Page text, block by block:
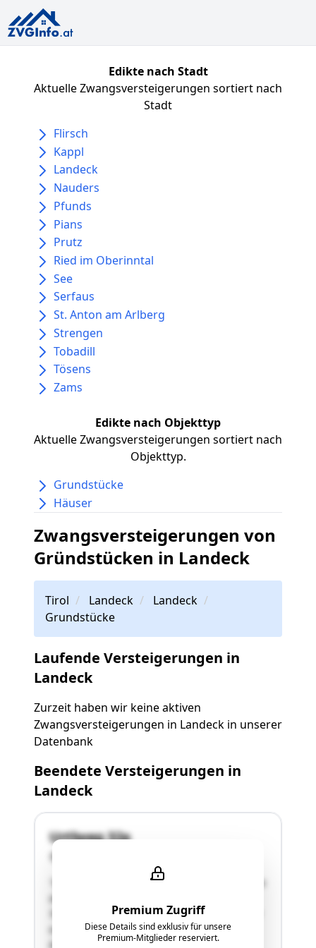
Edikte nach Stadt
Aktuelle Zwangsversteigerungen sortiert nach
Stadt
Flirsch
Kappl
Landeck
Nauders
Pfunds
Pians
Prutz
Ried im Oberinntal
See
Serfaus
St. Anton am Arlberg
Strengen
Tobadill
Tösens
Zams
Edikte nach Objekttyp
Aktuelle Zwangsversteigerungen sortiert nach
Objekttyp.
Grundstücke
Häuser
Zwangsversteigerungen von
Gründstücken in Landeck
Tirol Landeck
Landeck
Grundstücke
Laufende Versteigerungen in
Landeck
Zurzeit haben wir keine aktiven
Zwangsversteigerungen in Landeck in unserer
Datenbank
Beendete Versteigerungen in
Landeck
Premium Zugriff
Diese Details sind exklusiv für unsere
Premium-Mitglieder reserviert.
Urtlweg 32a
"Mit 384/901 Anteilen ist Wohnungseigentum an
der Zimmereiwerkstätte samt Nebengebäuden
Top 1 verbunden. Die Werkstätte mit Büro weist
eine Fläche von rd.308 qm auf. Die Lagerhalle
besteht aus UG mit 99 qm und EG mit 266 qm;